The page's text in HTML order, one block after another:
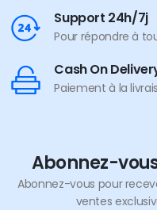
Support 24h/7j
Pour répondre à
Cash On
Paiement à la
Abonnez-
Abonnez-vous pour
ventes